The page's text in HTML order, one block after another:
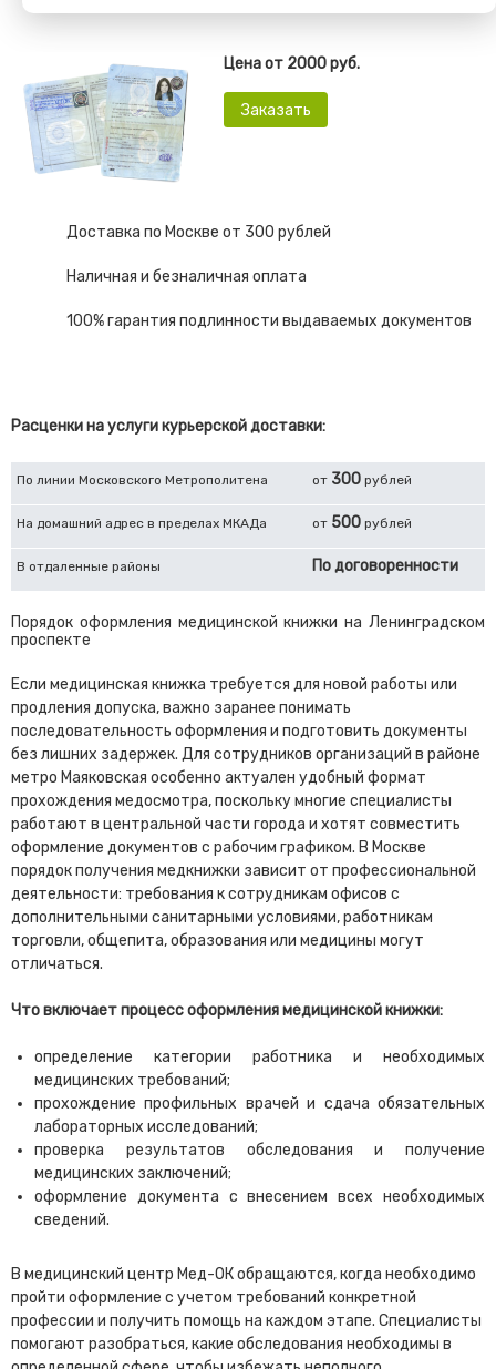
Цена от 2000 руб.
Заказать
Доставка по Москве от 300 рублей
Наличная и безналичная оплата
100% гарантия подлинности выдаваемых документов
Расценки на услуги курьерской доставки:
По линии Московского Метрополитена от 300 рублей
На домашний адрес в пределах МКАДа от 500 рублей
В отдаленные районы По договоренности
Порядок оформления медицинской книжки на Ленинградском
проспекте
Если медицинская книжка требуется для новой работы или
продления допуска, важно заранее понимать
последовательность оформления и подготовить документы
без лишних задержек. Для сотрудников организаций в районе
метро Маяковская особенно актуален удобный формат
прохождения медосмотра, поскольку многие специалисты
работают в центральной части города и хотят совместить
оформление документов с рабочим графиком. В Москве
порядок получения медкнижки зависит от профессиональной
деятельности: требования к сотрудникам офисов с
дополнительными санитарными условиями, работникам
торговли, общепита, образования или медицины могут
отличаться.
Что включает процесс оформления медицинской книжки:
определение категории работника и необходимых
медицинских требований;
прохождение профильных врачей и сдача обязательных
лабораторных исследований;
проверка результатов обследования и получение
медицинских заключений;
оформление документа с внесением всех необходимых
сведений.
В медицинский центр Мед-ОК обращаются, когда необходимо
пройти оформление с учетом требований конкретной
профессии и получить помощь на каждом этапе. Специалисты
помогают разобраться, какие обследования необходимы в